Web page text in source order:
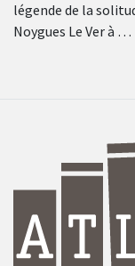
légende de la
Noygues Le Ver à …